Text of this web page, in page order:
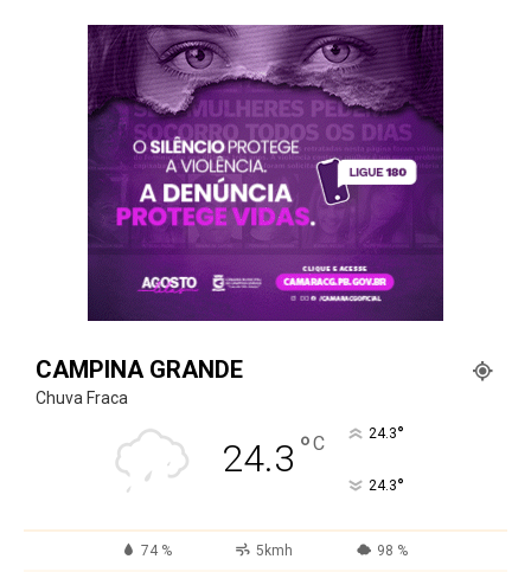
CAMPINA GRANDE
Chuva Fraca
24.3 °C 24.3°
24.3°
74 % 5kmh 98 %